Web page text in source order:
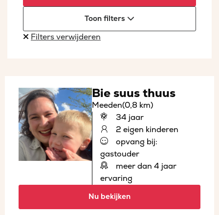
Toon filters
Filters verwijderen
Bie suus thuus
Meeden(0,8 km)
34 jaar
2 eigen kinderen
opvang bij:
gastouder
meer dan 4 jaar
ervaring
Nu bekijken